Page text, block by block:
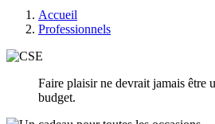
Accueil
Professionnels
Faire plaisir ne devrait jamais être
budget.